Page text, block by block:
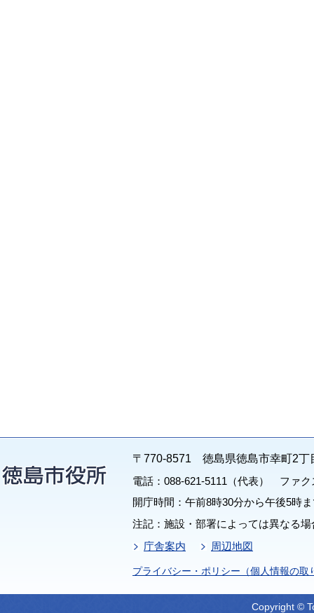
〒770-8571 徳島県徳島市幸町2丁
電話：088-621-5111（代表） ファク
開庁時間：午前8時30分から午後5時
注記：施設・部署によっては異なる
庁舎案内
周辺地図
プライバシー・ポリシー（個人情報の取
Copyright ©